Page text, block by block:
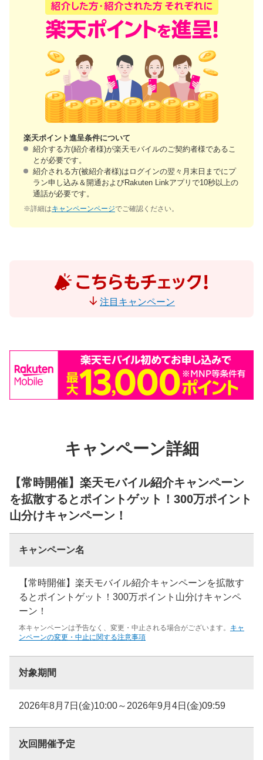
楽天ポイント進呈条件について
紹介する方(紹介者様)が楽天モバイルのご契約者様であるこ
とが必要です。
紹介される方(被紹介者様)はログインの翌々月末日までにプ
ラン申し込み＆開通およびRakuten Linkアプリで10秒以上の
通話が必要です。
※詳細はキャンペーンページでご確認ください。
注目キャンペーン
キャンペーン詳細
【常時開催】楽天モバイル紹介キャンペーン
を拡散するとポイントゲット！300万ポイント
山分けキャンペーン！
キャンペーン名
【常時開催】楽天モバイル紹介キャンペーンを拡散す
るとポイントゲット！300万ポイント山分けキャンペ
ーン！
本キャンペーンは予告なく、変更・中止される場合がございます。 キャ
ンペーンの変更・中止に関する注意事項
対象期間
2026年8月7日(金)10:00～2026年9月4日(金)09:59
次回開催予定